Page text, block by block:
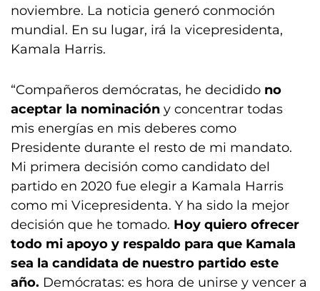
noviembre. La noticia generó conmoción
mundial. En su lugar, irá la vicepresidenta,
Kamala Harris.
“Compañeros demócratas, he decidido no
aceptar la nominación y concentrar todas
mis energías en mis deberes como
Presidente durante el resto de mi mandato.
Mi primera decisión como candidato del
partido en 2020 fue elegir a Kamala Harris
como mi Vicepresidenta. Y ha sido la mejor
decisión que he tomado. Hoy quiero ofrecer
todo mi apoyo y respaldo para que Kamala
sea la candidata de nuestro partido este
año. Demócratas: es hora de unirse y vencer a